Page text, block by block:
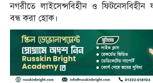
নগরীতে লাইসেন্সবিহীন ও ফিটনেসবিহীন
বন্ধ করা হোক।